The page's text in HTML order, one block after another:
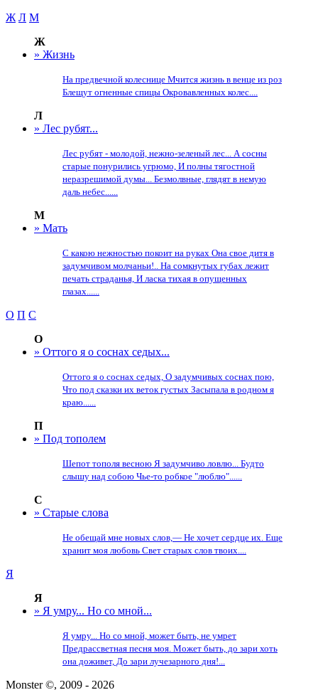
Ж Л М
Ж
» Жизнь
На предвечной колеснице Мчится жизнь в венце из роз
Блещут огненные спицы Окровавленных колес....
Л
» Лес рубят...
Лес рубят - молодой, нежно-зеленый лес... А сосны
старые понурились угрюмо, И полны тягостной
неразрешимой думы... Безмолвные, глядят в немую
даль небес......
М
» Мать
С какою нежностью покоит на руках Она свое дитя в
задумчивом молчаньи!.. На сомкнутых губах лежит
печать страданья, И ласка тихая в опущенных
глазах......
О П С
О
» Оттого я о соснах седых...
Оттого я о соснах седых, О задумчивых соснах пою,
Что под сказки их веток густых Засыпала в родном я
краю......
П
» Под тополем
Шепот тополя весною Я задумчиво ловлю... Будто
слышу над собою Чье-то робкое "люблю"......
С
» Старые слова
Не обещай мне новых слов,— Не хочет сердце их. Еще
хранит моя любовь Свет старых слов твоих....
Я
Я
» Я умру... Но со мной...
Я умру... Но со мной, может быть, не умрет
Предрассветная песня моя. Может быть, до зари хоть
она доживет, До зари лучезарного дня!...
Monster ©, 2009 - 2026